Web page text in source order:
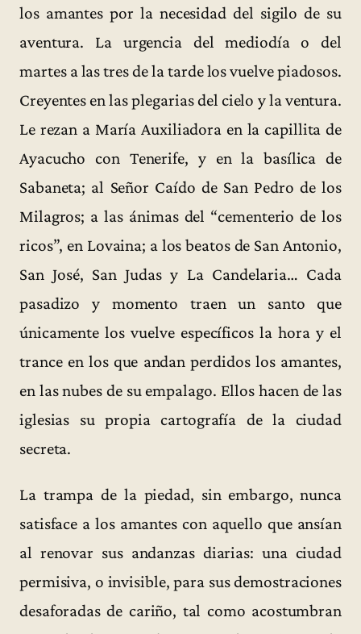
los amantes por la necesidad del sigilo de su
aventura. La urgencia del mediodía o del
martes a las tres de la tarde los vuelve piadosos.
Creyentes en las plegarias del cielo y la ventura.
Le rezan a María Auxiliadora en la capillita de
Ayacucho con Tenerife, y en la basílica de
Sabaneta; al Señor Caído de San Pedro de los
Milagros; a las ánimas del “cementerio de los
ricos”, en Lovaina; a los beatos de San Antonio,
San José, San Judas y La Candelaria… Cada
pasadizo y momento traen un santo que
únicamente los vuelve específicos la hora y el
trance en los que andan perdidos los amantes,
en las nubes de su empalago. Ellos hacen de las
iglesias su propia cartografía de la ciudad
secreta.
La trampa de la piedad, sin embargo, nunca
satisface a los amantes con aquello que ansían
al renovar sus andanzas diarias: una ciudad
permisiva, o invisible, para sus demostraciones
desaforadas de cariño, tal como acostumbran